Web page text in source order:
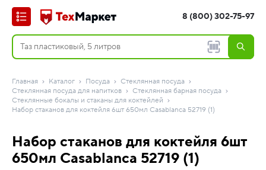
8 (800) 302-75-97
Главная Каталог Посуда
Стеклянная посуда
Стеклянная посуда для напитков
Стеклянная барная посуда
Стеклянные бокалы и стаканы для коктейлей
Набор стаканов для коктейля 6шт 650мл Casablanca 52719 (1)
Набор стаканов для коктейля 6шт
650мл Casablanca 52719 (1)